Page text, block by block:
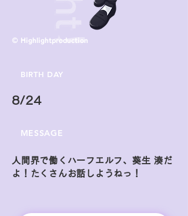
© Highlightproduction
BIRTH DAY
8/24
MESSAGE
人間界で働くハーフエルフ、葵生 湊だ
よ！たくさんお話しようねっ！